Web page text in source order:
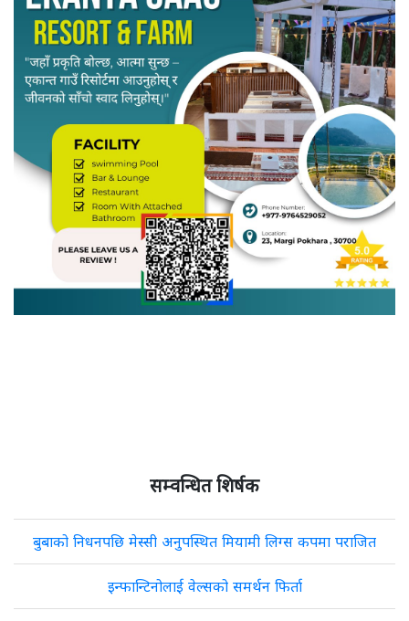
सम्वन्धित शिर्षक
बुबाको निधनपछि मेस्सी अनुपस्थित मियामी लिग्स कपमा पराजित
इन्फान्टिनोलाई वेल्सको समर्थन फिर्ता